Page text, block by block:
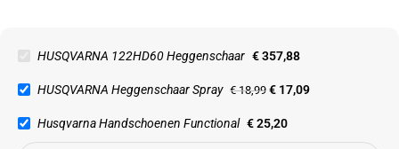
HUSQVARNA 122HD60 Heggenschaar €357,88
HUSQVARNA Heggenschaar Spray €18,99 € 17,09
Husqvarna Handschoenen Functional €25,20